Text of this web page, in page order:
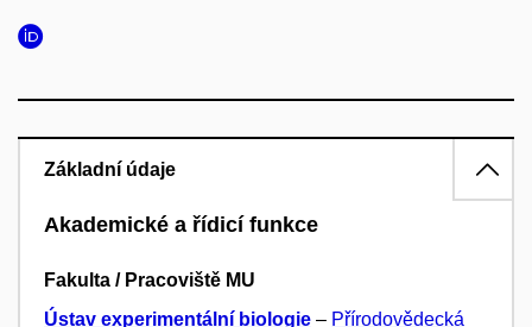
Základní údaje
Akademické a řídicí funkce
Fakulta / Pracoviště MU
Ústav experimentální biologie – Přírodovědecká